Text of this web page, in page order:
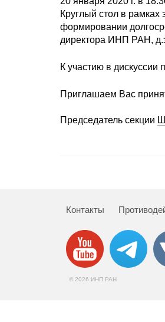
Круглый стол в рамках
формировании
директора ИНП РАН,
К участию в дискуссии
Приглашаем Вас
Председатель секции
Контакты
© 2026 ИНП РАН